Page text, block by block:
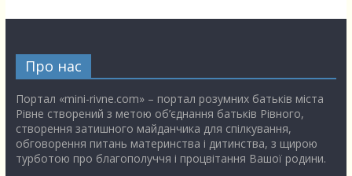
Про нас
Портал «mini-rivne.com» – портал розумних батьків міста
Рівне створений з метою об’єднання батьків Рівного,
створення затишного майданчика для спілкування,
обговорення питань материнства і дитинства, з щирою
турботою про благополуччя і процвітання Вашої родини.